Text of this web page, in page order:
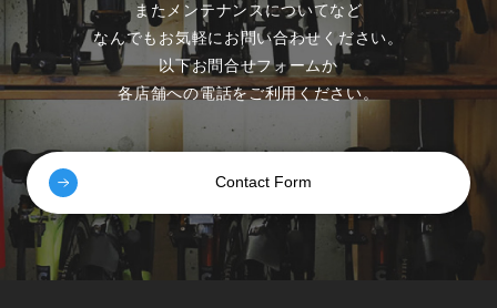
またメンテナンスについてなど
なんでもお気軽にお問い合わせください。
以下お問合せフォームか
各店舗への電話をご利用ください。
Contact Form